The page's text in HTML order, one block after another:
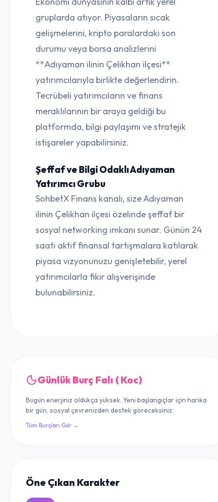
gruplarda atıyor. Piyasaların sıcak
gelişmelerini, kripto paralardaki son
durumu veya borsa analizlerini
**Adıyaman ilinin Çelikhan ilçesi**
yatırımcılarıyla birlikte değerlendirin.
Tecrübeli yatırımcıların ve finans
meraklılarının bir araya geldiği bu
platformda, bilgi paylaşımı ve stratejik
istişareler yapabilirsiniz.
Şeffaf ve Bilgi Odaklı Adıyaman
Yatırımcı Grubu
SohbetX Finans kanalı, size Adıyaman
ilinin Çelikhan ilçesi özelinde şeffaf bir
sosyal networking imkanı sunar. Günün 24
saati aktif finansal tartışmalara katılarak
piyasa vizyonunuzu genişletebilir, yerel
yatırımcılarla fikir alışverişinde
bulunabilirsiniz.
Günlük Burç Falı ( Koc)
Bugün enerjiniz oldukça yüksek. Yeni başlangıçlar için harika
bir gün, sosyal çevrenizden destek göreceksiniz.
Tüm Burçları Gör →
Öne Çıkan Karakter